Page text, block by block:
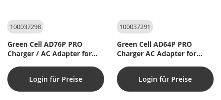
100037298
Green Cell AD76P PRO
Charger / AC Adapter for
(4,0x1,7)
Login für Preise
100037291
Green Cell AD64P PRO
Charger AC Adapter for
Slim)
Login für Preise